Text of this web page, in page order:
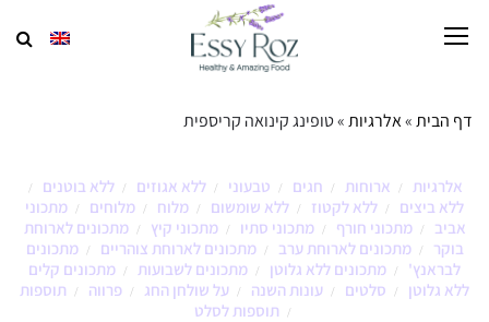
דף הבית»אלרגיות»טופינג קינואה קריספית
אלרגיות / ארוחות / חגים / טבעוני / ללא אגוזים / ללא בוטנים /
ללא ביצים / ללא לקטוז / ללא שומשום / מלוח / מלוחים /
מתכוני
אביב
/ מתכוני חורף / מתכוני סתיו / מתכוני קיץ /
מתכונים לארוחת
בוקר
/ מתכונים לארוחת ערב / מתכונים לארוחת צוהריים /
מתכונים
לבראנץ'
/ מתכונים ללא גלוטן / מתכונים לשבועות /
מתכונים קלים
ללא גלוטן
/ סלטים / עונות השנה / על שולחן החג / פרווה / תוספות
/ תוספות לסלט